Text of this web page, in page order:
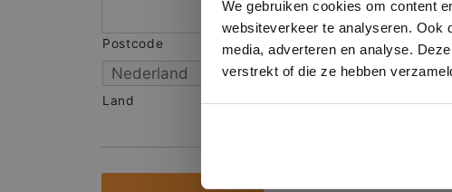
We gebruiken cookies om content
websiteverkeer te analyseren. Ook
media, adverteren en analyse.
verstrekt of die ze hebben
Postcode Stad
Land